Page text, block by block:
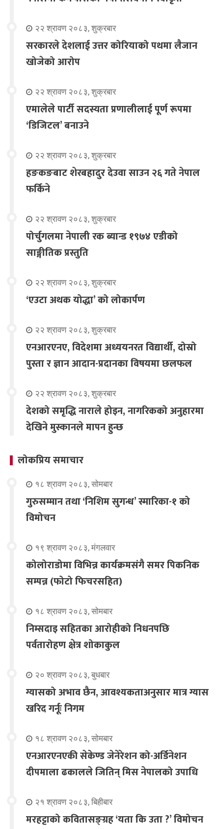
२२ श्रावण २०८३, शुक्रबार
सरकारले देशलाई उत्तर कोरियाको पथमा लैजान
खोजेको आरोप
२२ श्रावण २०८३, शुक्रबार
एमालेले पार्टी सदस्यता प्रणालीलाई पूर्ण रूपमा
‘डिजिटल’ बनाउने
२२ श्रावण २०८३, शुक्रबार
हङकङबाट शेरबहादुर देउवा साउन २६ गते नेपाल
फर्किने
२२ श्रावण २०८३, शुक्रबार
पोर्चुगलमा नेपाली रक ब्यान्ड १९७४ एडीको
साङ्गीतिक प्रस्तुति
२२ श्रावण २०८३, शुक्रबार
‘एउटा अथक योद्धा’ को लोकार्पण
२२ श्रावण २०८३, शुक्रबार
एनआरएनए, विदेशमा अध्ययनरत विद्यार्थी, दोस्रो
पुस्ता र ज्ञान आदान-प्रदानका विषयमा छलफल
२२ श्रावण २०८३, शुक्रबार
देशको समृद्धि नाराले होइन, नागरिकको अनुहारमा
देखिने मुस्कानले मापन हुन्छ
लोकप्रिय समाचार
१८ श्रावण २०८३, सोमबार
गुरुसम्मान तथा ‘निशिम सुगन्ध’ स्मारिका-१ को
विमोचन
१९ श्रावण २०८३, मंगलवार
कोलोराडोमा विभिन्न कार्यक्रमसंगै समर पिकनिक
सम्पन्न (फोटो फिचरसहित)
१८ श्रावण २०८३, सोमबार
निम्सदाइ सहितका आरोहीको निधनपछि
पर्वतारोहण क्षेत्र शोकाकुल
२० श्रावण २०८३, बुधबार
ग्यासको अभाव छैन, आवश्यकताअनुसार मात्र ग्यास
खरिद गर्नूः निगम
१८ श्रावण २०८३, सोमबार
एनआरएनएकी सेकेण्ड जेनेरेशन को-अर्डिनेशन
दीपमाला ढकालले जितिन् मिस नेपालको उपाधि
२१ श्रावण २०८३, बिहीबार
मरहट्टाको कवितासङ्ग्रह ‘यता कि उता ?’ विमोचन